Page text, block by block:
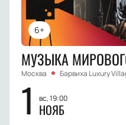
6+
МУЗЫКА
Москва Барвиха Luxury
1 вс, 19:00
НОЯБ